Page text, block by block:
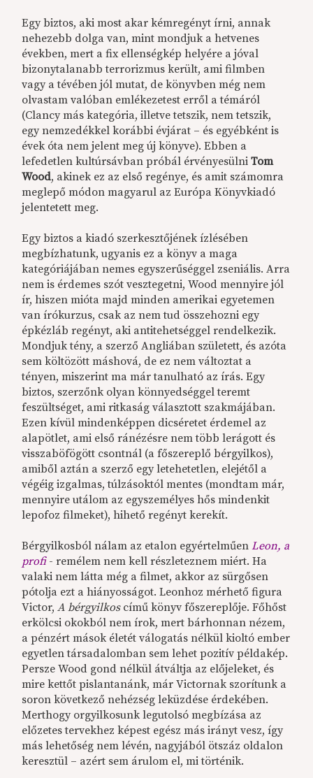
Egy biztos, aki most akar kémregényt írni, annak
nehezebb dolga van, mint mondjuk a hetvenes
években, mert a fix ellenségkép helyére a jóval
bizonytalanabb terrorizmus került, ami filmben
vagy a tévében jól mutat, de könyvben még nem
olvastam valóban emlékezetest erről a témáról
(Clancy más kategória, illetve tetszik, nem tetszik,
egy nemzedékkel korábbi évjárat – és egyébként is
évek óta nem jelent meg új könyve). Ebben a
lefedetlen kultúrsávban próbál érvényesülniTom
Wood, akinek ez az első regénye, és amit számomra
meglepő módon magyarul az Európa Könyvkiadó
jelentetett meg.
Egy biztos a kiadó szerkesztőjének ízlésében
megbízhatunk, ugyanis ez a könyv a maga
kategóriájában nemes egyszerűséggel zseniális. Arra
nem is érdemes szót vesztegetni, Wood mennyire jól
ír, hiszen mióta majd minden amerikai egyetemen
van írókurzus, csak az nem tud összehozni egy
épkézláb regényt, aki antitehetséggel rendelkezik.
Mondjuk tény, a szerző Angliában született, és azóta
sem költözött máshová, de ez nem változtat a
tényen, miszerint ma már tanulható az írás. Egy
biztos, szerzőnk olyan könnyedséggel teremt
feszültséget, ami ritkaság választott szakmájában.
Ezen kívül mindenképpen dicséretet érdemel az
alapötlet, ami első ránézésre nem több lerágott és
visszaböfögött csontnál (a főszereplő bérgyilkos),
amiből aztán a szerző egy letehetetlen, elejétől a
végéig izgalmas, túlzásoktól mentes (mondtam már,
mennyire utálom az egyszemélyes hős mindenkit
lepofoz filmeket), hihető regényt kerekít.
Bérgyilkosból nálam az etalon egyértelműenLeon, a
profi- remélem nem kell részleteznem miért. Ha
valaki nem látta még a filmet, akkor az sürgősen
pótolja ezt a hiányosságot. Leonhoz mérhető figura
Victor,A bérgyilkoscímű könyv főszereplője. Főhőst
erkölcsi okokból nem írok, mert bárhonnan nézem,
a pénzért mások életét válogatás nélkül kioltó ember
egyetlen társadalomban sem lehet pozitív példakép.
Persze Wood gond nélkül átváltja az előjeleket, és
mire kettőt pislantanánk, már Victornak szorítunk a
soron következő nehézség leküzdése érdekében.
Merthogy orgyilkosunk legutolsó megbízása az
előzetes tervekhez képest egész más irányt vesz, így
más lehetőség nem lévén, nagyjából ötszáz oldalon
keresztül – azért sem árulom el, mi történik.